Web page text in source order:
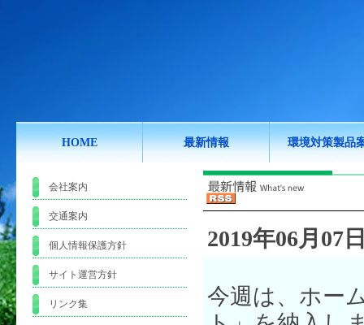
HOME 最新情報 環境対策製品
会社案内
交通案内
個人情報保護方針
サイト運営方針
リンク集
2019年06月07
今週は、ホー